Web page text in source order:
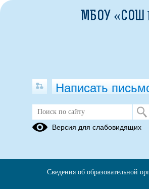
МБОУ
Написать
Версия для слабовидящих
Сведения об образовательной